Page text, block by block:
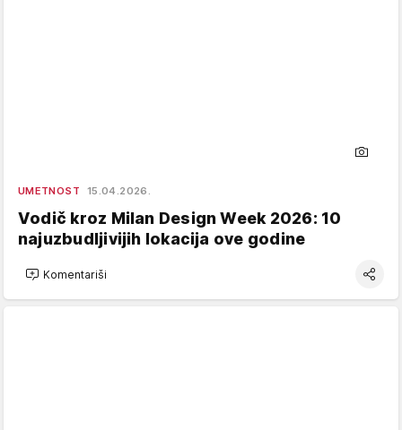
UMETNOST 15.04.2026.
Vodič kroz Milan Design Week 2026: 10
najuzbudljivijih lokacija ove godine
Komentariši